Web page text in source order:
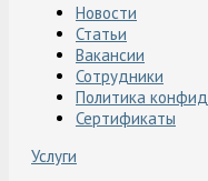
Новости
Статьи
Вакансии
Сотрудники
Политика
Сертификаты
Услуги